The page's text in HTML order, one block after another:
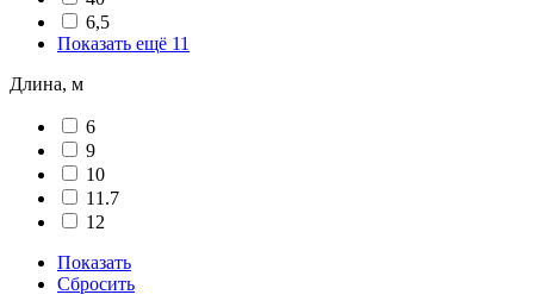
6,5
Показать ещё 11
Длина, м
6
9
10
11.7
12
Показать
Сбросить